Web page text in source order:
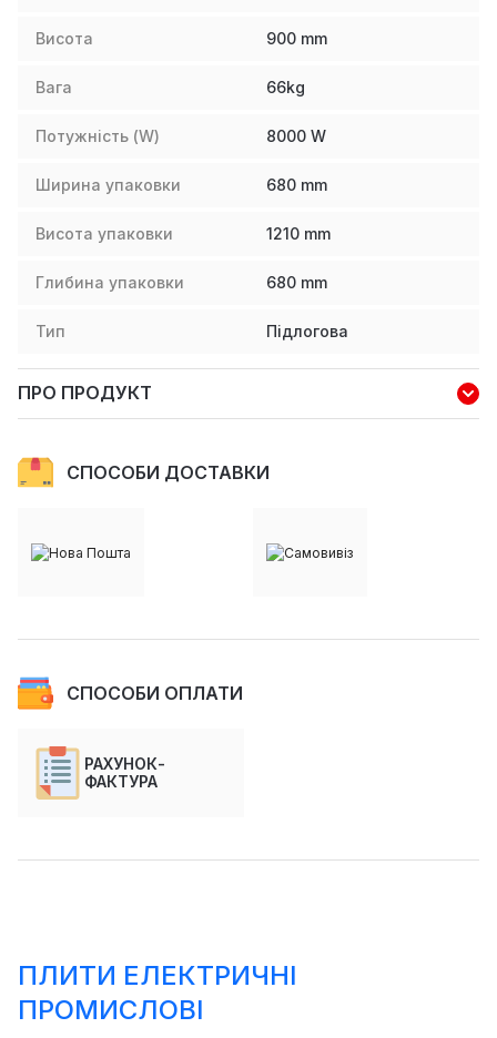
Висота 900 mm
Вага 66kg
Потужність (W) 8000 W
Ширина упаковки 680 mm
Висота упаковки 1210 mm
Глибина упаковки 680 mm
Тип Підлогова
ПРО ПРОДУКТ
СПОСОБИ ДОСТАВКИ
СПОСОБИ ОПЛАТИ
РАХУНОК-
ФАКТУРА
ПЛИТИ ЕЛЕКТРИЧНІ
ПРОМИСЛОВІ